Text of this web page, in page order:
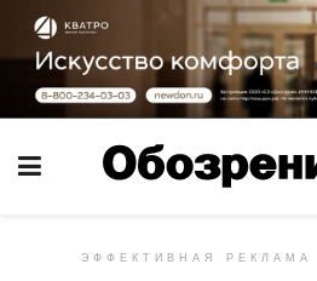
ЭФФЕКТИВНАЯ РЕКЛАМА